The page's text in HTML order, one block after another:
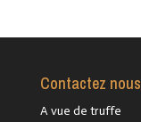
Contactez nous
A vue de truffe